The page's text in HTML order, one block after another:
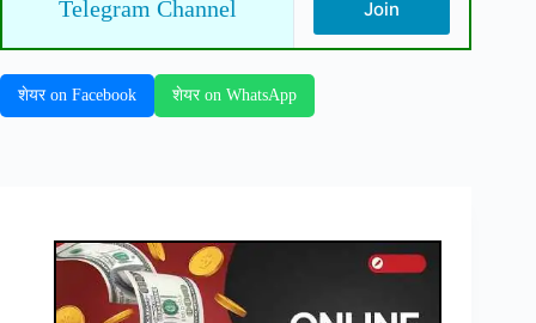
Telegram Channel Join
शेयर on Facebook शेयर on WhatsApp